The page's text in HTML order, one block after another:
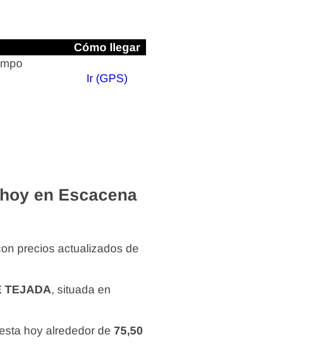
Cómo llegar
Ir (GPS)
en Escacena
precios actualizados de
TEJADA, situada en
hoy alrededor de 75,50